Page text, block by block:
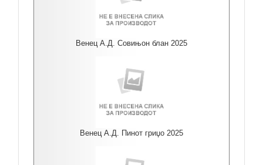
Венец А.Д. Совињон блан 2025
Венец А.Д. Пинот гриџо 2025